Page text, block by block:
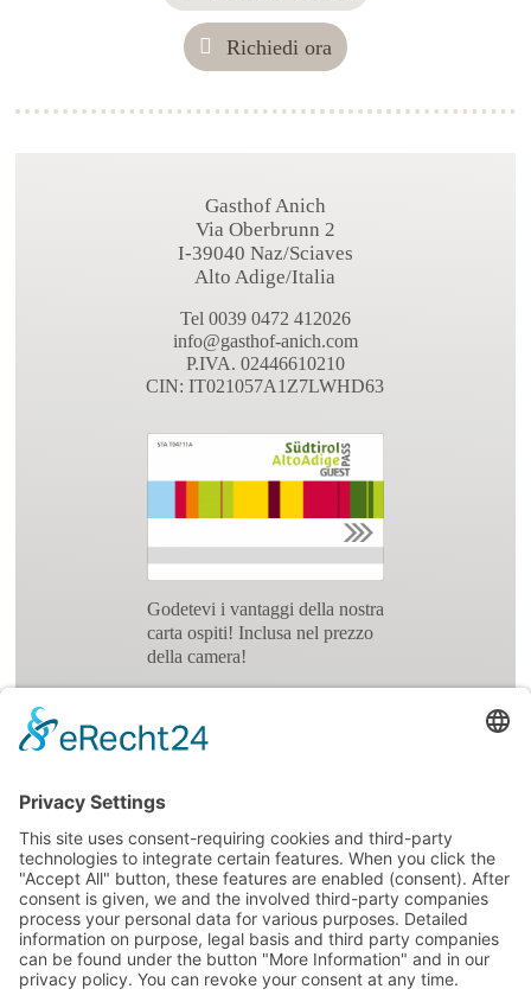
Richiedi ora
Gasthof Anich
Via Oberbrunn 2
I-39040 Naz/Sciaves
Alto Adige/Italia
Tel 0039 0472 412026
info@gasthof-anich.com
P.IVA. 02446610210
CIN: IT021057A1Z7LWHD63
Godetevi i vantaggi della nostra
carta ospiti! Inclusa nel prezzo
della camera!
alla carta, non esitate a
contattarci
Eventi
Recensioni
Offerte
Il Meteo
powered by